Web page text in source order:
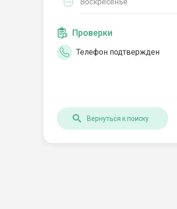
Проверки
Телефон подтвержден
Вернуться к поиску